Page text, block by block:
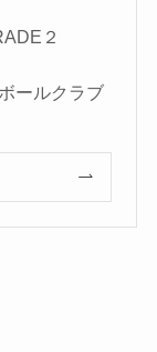
２
ールクラブ